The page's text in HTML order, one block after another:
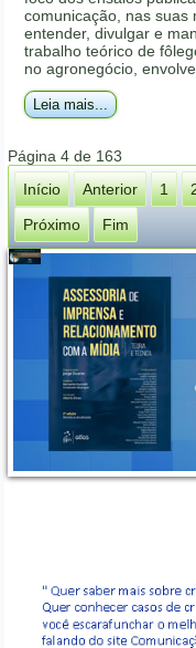
comunicação, nas suas
entender, divulgar e
trabalho teórico de
no agronegócio,
Leia mais...
Página 4 de 163
Início
Anterior 1
Próximo
Fim